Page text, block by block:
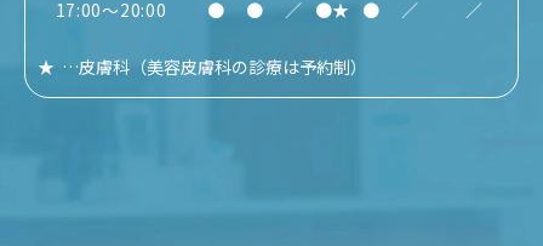
17:00～20:00
● ● ／ ●★ ● ／ ／
★ …皮膚科 （美容皮膚科の診療は予約制）